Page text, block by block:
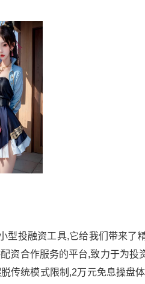
型投融资工具,它给我们带来了
合作服务的平台,致力于为投
传统模式限制,2万元免息操盘